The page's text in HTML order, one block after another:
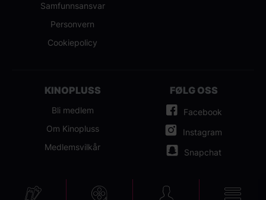
Samfunnsansvar
Personvern
Cookiepolicy
KINOPLUSS
Bli medlem
Om Kinopluss
Medlemsvilkår
FØLG OSS
Facebook
Instagram
Snapchat